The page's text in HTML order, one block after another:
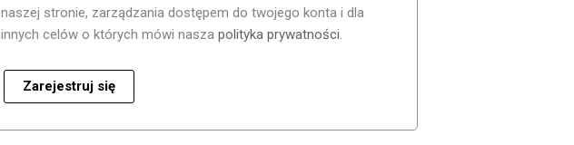
naszej stronie, zarządzania dostępem do twojego konta i dla
innych celów o których mówi nasza polityka prywatności
Zarejestruj się